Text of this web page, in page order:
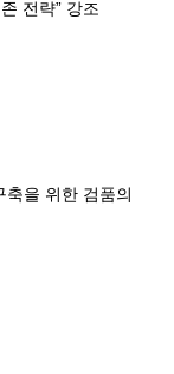
전략” 강조
축을 위한 검품의